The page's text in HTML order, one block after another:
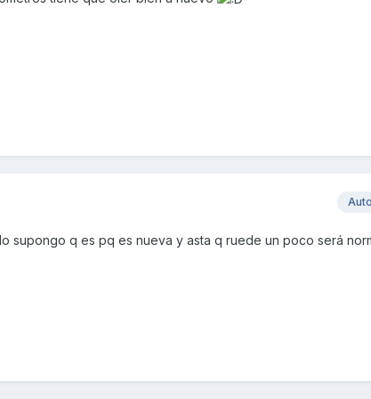
supongo q es pq es nueva y asta q ruede un poco será